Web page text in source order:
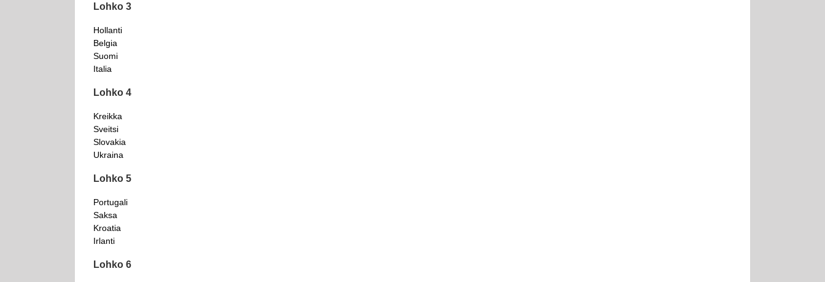
Lohko 3
Hollanti
Belgia
Suomi
Italia
Lohko 4
Kreikka
Sveitsi
Slovakia
Ukraina
Lohko 5
Portugali
Saksa
Kroatia
Irlanti
Lohko 6